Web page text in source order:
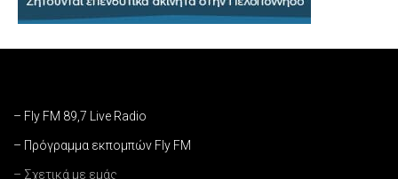
– Fly FM 89,7 Live Radio
– Πρόγραμμα εκπομπών Fly FM
– Σχετικά με εμάς